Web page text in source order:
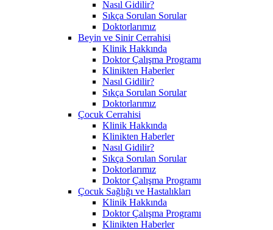
Nasıl Gidilir?
Sıkça Sorulan Sorular
Doktorlarımız
Beyin ve Sinir Cerrahisi
Klinik Hakkında
Doktor Çalışma Programı
Klinikten Haberler
Nasıl Gidilir?
Sıkça Sorulan Sorular
Doktorlarımız
Çocuk Cerrahisi
Klinik Hakkında
Klinikten Haberler
Nasıl Gidilir?
Sıkça Sorulan Sorular
Doktorlarımız
Doktor Çalışma Programı
Çocuk Sağlığı ve Hastalıkları
Klinik Hakkında
Doktor Çalışma Programı
Klinikten Haberler